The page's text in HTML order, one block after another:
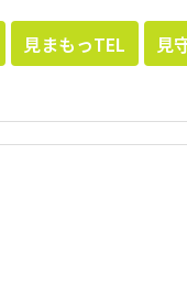
見まもっTEL
見